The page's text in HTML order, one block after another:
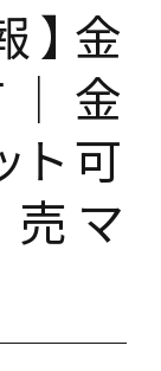
】金
│金
可
マ